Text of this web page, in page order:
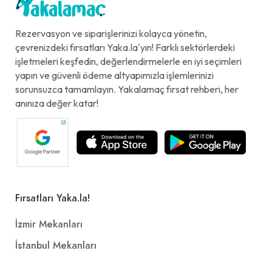
Rezervasyon ve siparişlerinizi kolayca yönetin,
çevrenizdeki fırsatları Yaka.la'yın! Farklı sektörlerdeki
işletmeleri keşfedin, değerlendirmelerle en iyi seçimleri
yapın ve güvenli ödeme altyapımızla işlemlerinizi
sorunsuzca tamamlayın. Yakalamaç fırsat rehberi, her
anınıza değer katar!
Fırsatları Yaka.la!
İzmir Mekanları
İstanbul Mekanları